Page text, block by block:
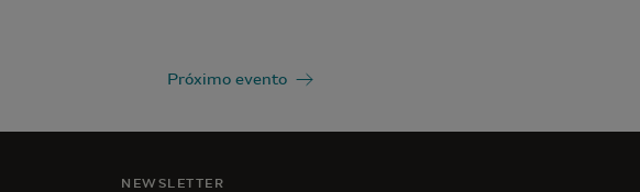
Próximo evento
NEWSLETTER